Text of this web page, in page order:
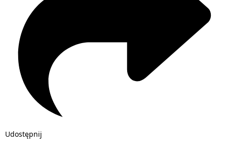
Udostępnij